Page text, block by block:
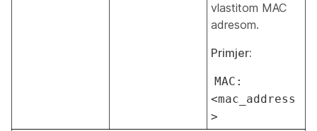
vlastitom MAC
adresom.
Primjer:
MAC:
<mac_address
>